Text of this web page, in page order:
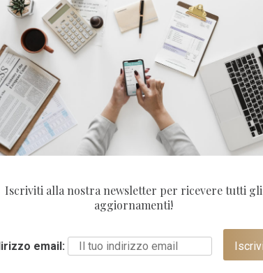
pulire a fondo
19, quello che di certo si sa è che il virus
con le goccioline espirate da una persona
dal virus.
domestiche e rendere gli spazi dove
pulire e disinfettare a fondo la casa per
Iscriviti alla nostra newsletter per ricevere tutti gli
aggiornamenti!
email: